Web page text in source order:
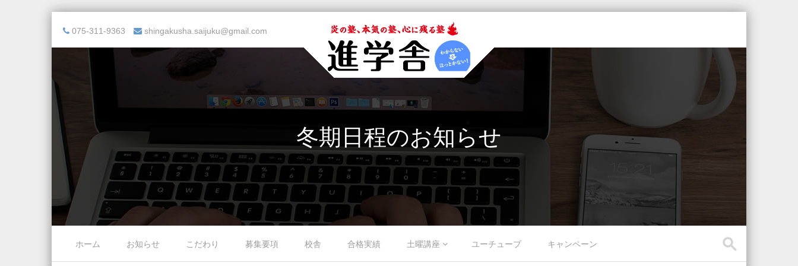
075-311-9363 shingakusha.saijuku@gmail.com
冬期日程のお知らせ
Menu
ホーム
お知らせ こだわり 募集要項 校舎 合格実績 土曜講座 ユーチューブ キャンペーン